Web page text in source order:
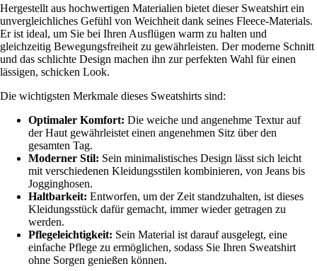
Hergestellt aus hochwertigen Materialien bietet dieser Sweatshirt ein
unvergleichliches Gefühl von Weichheit dank seines Fleece-Materials.
Er ist ideal, um Sie bei Ihren Ausflügen warm zu halten und
gleichzeitig Bewegungsfreiheit zu gewährleisten. Der moderne Schnitt
und das schlichte Design machen ihn zur perfekten Wahl für einen
lässigen, schicken Look.
Die wichtigsten Merkmale dieses Sweatshirts sind:
Optimaler Komfort: Die weiche und angenehme Textur auf
der Haut gewährleistet einen angenehmen Sitz über den
gesamten Tag.
Moderner Stil: Sein minimalistisches Design lässt sich leicht
mit verschiedenen Kleidungsstilen kombinieren, von Jeans bis
Jogginghosen.
Haltbarkeit: Entworfen, um der Zeit standzuhalten, ist dieses
Kleidungsstück dafür gemacht, immer wieder getragen zu
werden.
Pflegeleichtigkeit: Sein Material ist darauf ausgelegt, eine
einfache Pflege zu ermöglichen, sodass Sie Ihren Sweatshirt
ohne Sorgen genießen können.